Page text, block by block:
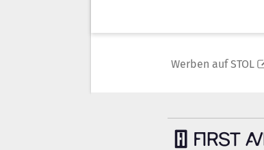
Werben auf STOL